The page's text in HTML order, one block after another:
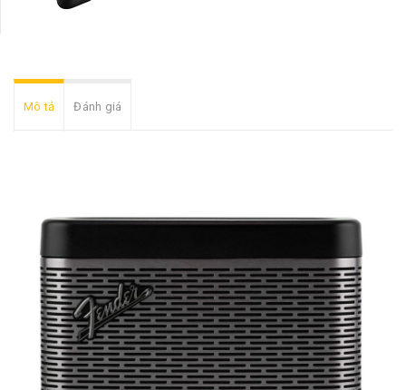
Mô tả Đánh giá